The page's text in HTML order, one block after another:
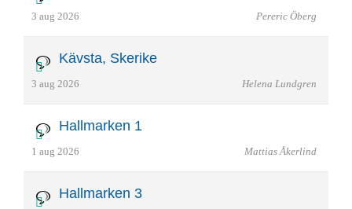
3 aug 2026 Pereric Öberg
Kävsta, Skerike
3 aug 2026 Helena Lundgren
Hallmarken 1
1 aug 2026 Mattias Åkerlind
Hallmarken 3